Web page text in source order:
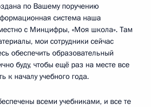
по Вашему поручению
система наша
с Минцифры, «Моя школа». Там
мои сотрудники сейчас
обеспечить образовательный
буду, чтобы ещё раз на месте все
к началу учебного года.
всеми учебниками, и все те